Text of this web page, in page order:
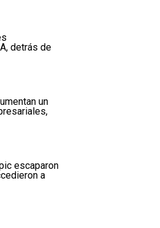
detrás de
un
escaparon
a